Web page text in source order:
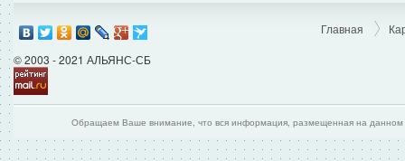
© 2003 - 2021 АЛЬЯНС-СБ
Главная
Обращаем Ваше внимание, что вся информация, размещенная на данном